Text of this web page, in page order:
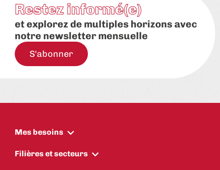
Restez informé(e)
et explorez de multiples horizons avec
notre newsletter mensuelle
S'abonner
Mes besoins
Filières et secteurs